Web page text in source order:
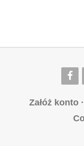
Załóż konto·